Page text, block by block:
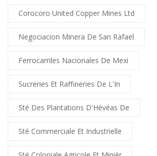
Corocoro United Copper Mines Ltd
Negociacion Minera De San Rafael
Ferrocarriles Nacionales De Mexi
Sucreries Et Raffineries De L'In
Sté Des Plantations D'Hévéas De
Sté Commerciale Et Industrielle